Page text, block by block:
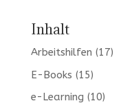
Inhalt
Arbeitshilfen (17)
E-Books (15)
e-Learning (10)